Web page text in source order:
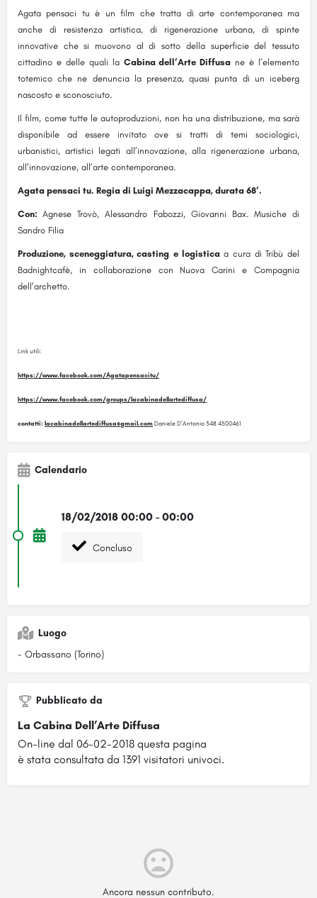
Agata pensaci tu è un film che tratta di arte contemporanea ma
anche di resistenza artistica, di rigenerazione urbana, di spinte
innovative che si muovono al di sotto della superficie del tessuto
cittadino e delle quali la Cabina dell’Arte Diffusa ne è l’elemento
totemico che ne denuncia la presenza, quasi punta di un iceberg
nascosto e sconosciuto.
Il film, come tutte le autoproduzioni, non ha una distribuzione, ma sarà
disponibile ad essere invitato ove si tratti di temi sociologici,
urbanistici, artistici legati all’innovazione, alla rigenerazione urbana,
all’innovazione, all’arte contemporanea.
Agata pensaci tu. Regia di Luigi Mezzacappa, durata 68’.
Con:Agnese Trovò, Alessandro Fabozzi, Giovanni Bax. Musiche di
Sandro Filia
Produzione, sceneggiatura, casting e logisticaa cura di Tribù del
Badnightcafè, in collaborazione con Nuova Carini e Compagnia
dell’archetto.
Link utili:
https://www.facebook.com/Agatapensacitu/
https://www.facebook.com/groups/lacabinadellartediffusa/
contatti: lacabinadellartediffusa@gmail.comDaniele D’Antonio 348 4500461
Calendario
18/02/2018 00:00 - 00:00
Concluso
Luogo
- Orbassano (Torino)
Pubblicato da
La Cabina Dell’Arte Diffusa
On-line dal 06-02-2018 questa pagina
è stata consultata da 1391 visitatori univoci.
Ancora nessun contributo.